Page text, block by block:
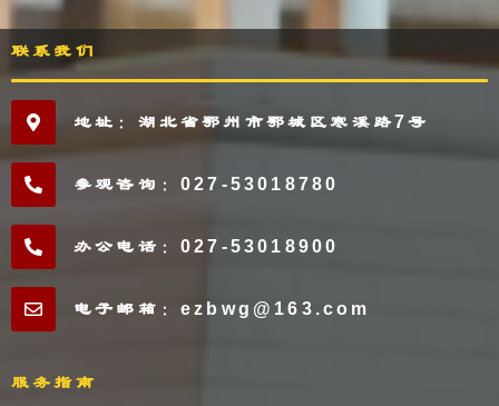
联系我们
地址：湖北省鄂州市鄂城区寒溪路7号
参观咨询：027-53018780
办公电话：027-53018900
电子邮箱：ezbwg@163.com
服务指南